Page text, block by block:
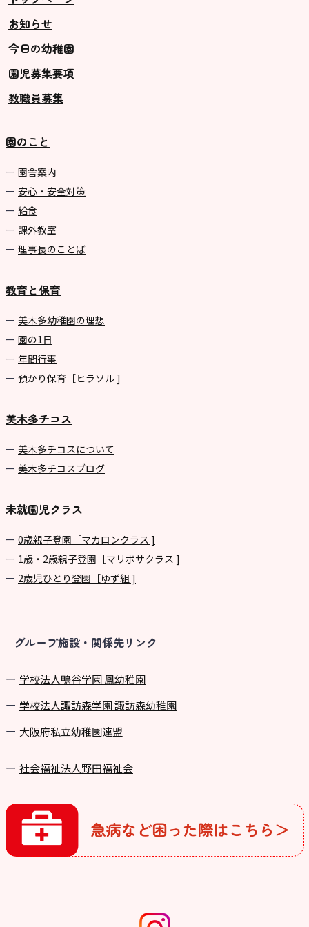
お知らせ
今日の幼稚園
園児募集要項
教職員募集
園のこと
園舎案内
安心・安全対策
給食
課外教室
理事長のことば
教育と保育
美⽊多幼稚園の理想
園の1⽇
年間⾏事
預かり保育［ヒラソル ]
美木多チコス
美⽊多チコスについて
美⽊多チコスブログ
未就園児クラス
0歳親子登園［マカロンクラス ]
1歳・2歳親子登園［マリポサクラス ]
2歳児ひとり登園［ゆず組 ]
グループ施設・関係先リンク
学校法⼈鴨⾕学園 鳳幼稚園
学校法⼈諏訪森学園 諏訪森幼稚園
⼤阪府私⽴幼稚園連盟
社会福祉法人野田福祉会